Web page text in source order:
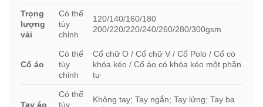
Trọng
lượng
vải
Có thể
tùy
chỉnh
120/140/160/180
200/220/220/240/260/280/300gsm
Cổ áo
Có thể
tùy
chỉnh
Cổ chữ O / Cổ chữ V / Cổ Polo / Cổ có
khóa kéo / Cổ áo có khóa kéo một phần
tư
Tay áo
Có thể
tùy
Không tay; Tay ngắn; Tay lửng; Tay ba